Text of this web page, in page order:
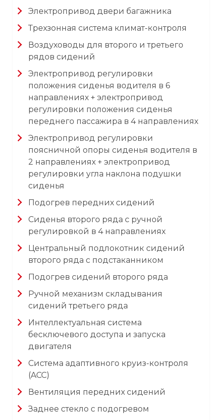
Электропривод двери багажника
Трехзонная система климат-контроля
Воздуховоды для второго и третьего
рядов сидений
Электропривод регулировки
положения сиденья водителя в 6
направлениях + электропривод
регулировки положения сиденья
переднего пассажира в 4 направлениях
Электропривод регулировки
поясничной опоры сиденья водителя в
2 направлениях + электропривод
регулировки угла наклона подушки
сиденья
Подогрев передних сидений
Сиденья второго ряда с ручной
регулировкой в 4 направлениях
Центральный подлокотник сидений
второго ряда с подстаканником
Подогрев сидений второго ряда
Ручной механизм складывания
сидений третьего ряда
Интеллектуальная система
бесключевого доступа и запуска
двигателя
Система адаптивного круиз-контроля
(ACC)
Вентиляция передних сидений
Заднее стекло с подогревом